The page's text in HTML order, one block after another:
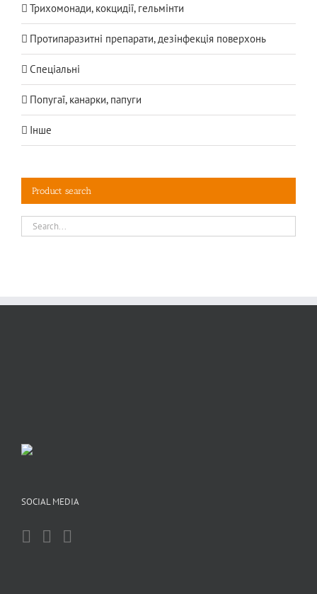
Трихомонади, кокцидії, гельмінти
Протипаразитні препарати, дезінфекція поверхонь
Спеціальні
Попугаї, канарки, папуги
Інше
Product search
SOCIAL MEDIA